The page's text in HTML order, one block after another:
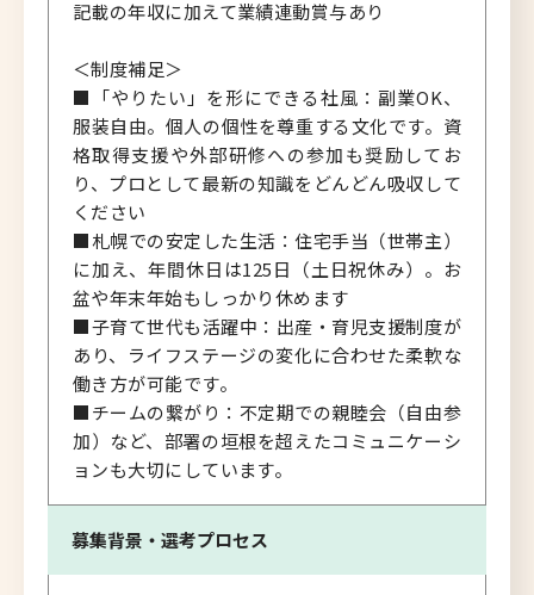
記載の年収に加えて業績連動賞与あり
＜制度補足＞
■「やりたい」を形にできる社風：副業OK、
服装自由。個人の個性を尊重する文化です。資
格取得支援や外部研修への参加も奨励してお
り、プロとして最新の知識をどんどん吸収して
ください
■札幌での安定した生活：住宅手当（世帯主）
に加え、年間休日は125日（土日祝休み）。お
盆や年末年始もしっかり休めます
■子育て世代も活躍中：出産・育児支援制度が
あり、ライフステージの変化に合わせた柔軟な
働き方が可能です。
■チームの繋がり：不定期での親睦会（自由参
加）など、部署の垣根を超えたコミュニケーシ
ョンも大切にしています。
募集背景・ 選考プロセス